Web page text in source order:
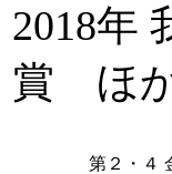
2018年
賞 ほ
第２・４